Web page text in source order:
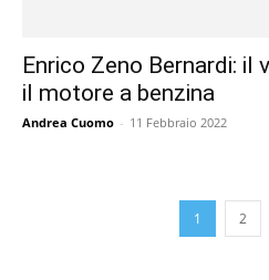
Enrico Zeno Bernardi: il
il motore a benzina
Andrea Cuomo - 11 Febbraio 2022
1 2